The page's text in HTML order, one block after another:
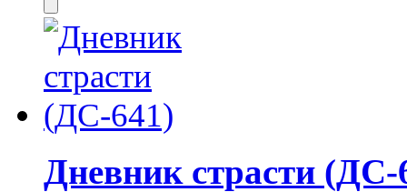
Дневник страсти (ДС-